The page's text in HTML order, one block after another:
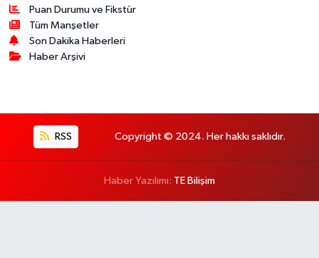
Puan Durumu ve Fikstür
Tüm Manşetler
Son Dakika Haberleri
Haber Arşivi
RSS Copyright © 2024. Her hakkı saklıdır.
Haber Yazılımı: TE Bilişim